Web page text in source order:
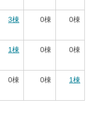
3棟 0棟 0棟
1棟 0棟 0棟
0棟 0棟 1棟